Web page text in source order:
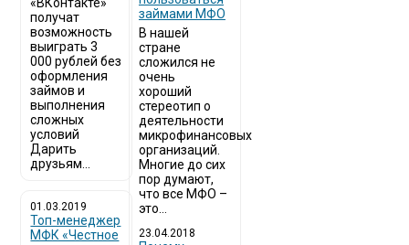
получат
возможность
выиграть 3
000 рублей без
оформления
займов и
выполнения
сложных
условий
Дарить
друзьям...
01.03.2019
Топ-менеджер
МФК «Честное
займами МФО
В нашей
стране
сложился не
очень
хороший
стереотип о
деятельности
микрофинансовых
организаций.
Многие до сих
пор думают,
что все МФО –
это...
23.04.2018